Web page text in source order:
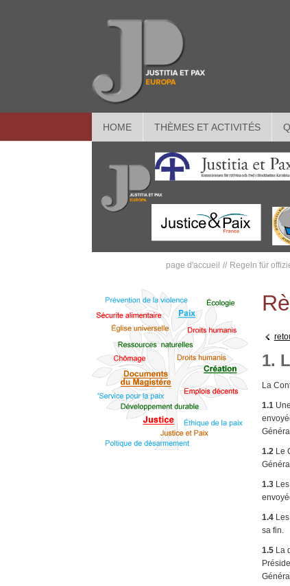
HOME THÈMES ET ACTIVITÉS
page d'accueil Regeln für
1.
La
1.1
1.2 Le
1.3Les
1.4Les
sa fin.
1.5La